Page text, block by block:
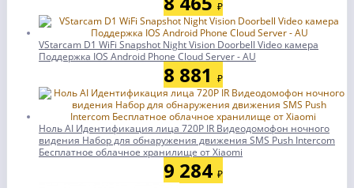
₽
VStarcam D1 WiFi Snapshot Night Vision Doorbell Video камера
Поддержка IOS Android Phone Cloud Server - AU
8 881 ₽
Ноль AI Идентификация лица 720P IR Видеодомофон ночного
видения Набор для обнаружения движения SMS Push Intercom
Бесплатное облачное хранилище от Xiaomi
9 284 ₽